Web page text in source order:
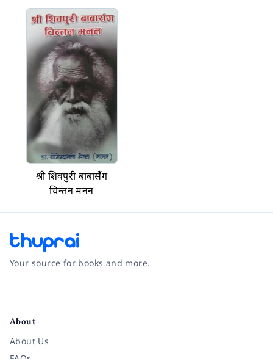
श्री शिवपुरी बाबासँग
चिन्तन मनन
Your source for books and more.
About
About Us